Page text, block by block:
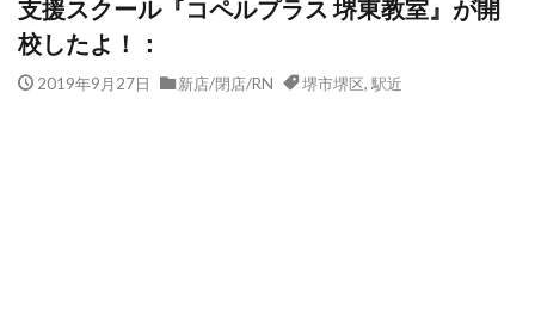
支援スクール『コペルプラス 堺東教室』が開
校したよ！：
2019年9月27日 新店/閉店/RN 堺市堺区, 駅近